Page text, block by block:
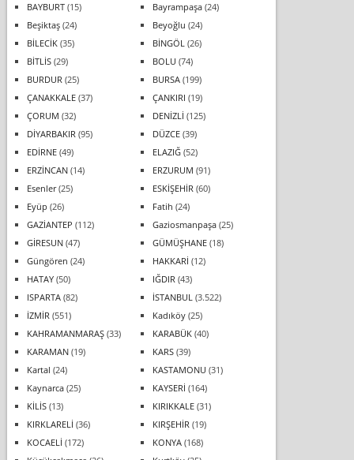
BAYBURT(15) Bayrampaşa(24)
Beşiktaş(24) Beyoğlu (24)
BİLECİK(35) BİNGÖL (26)
BİTLİS(29) BOLU (74)
BURDUR (25) BURSA(199)
ÇANAKKALE(37) ÇANKIRI (19)
ÇORUM (32) DENİZLİ (125)
DİYARBAKIR (95) DÜZCE(39)
EDİRNE(49) ELAZIĞ(52)
ERZİNCAN(14) ERZURUM (91)
Esenler(25) ESKİŞEHİR (60)
Eyüp (26) Fatih (24)
GAZİANTEP (112) Gaziosmanpaşa(25)
GİRESUN(47) GÜMÜŞHANE(18)
Güngören (24) HAKKARİ (12)
HATAY(50) IĞDIR (43)
ISPARTA(82) İSTANBUL (3.522)
İZMİR (551) Kadıköy(25)
KAHRAMANMARAŞ(33) KARABÜK(40)
KARAMAN(19) KARS(39)
Kartal (24) KASTAMONU (31)
Kaynarca(25) KAYSERİ (164)
KİLİS(13) KIRIKKALE(31)
KIRKLARELİ (36) KIRŞEHİR (19)
KOCAELİ (172) KONYA(168)